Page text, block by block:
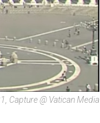
Capture @ Vatican Media